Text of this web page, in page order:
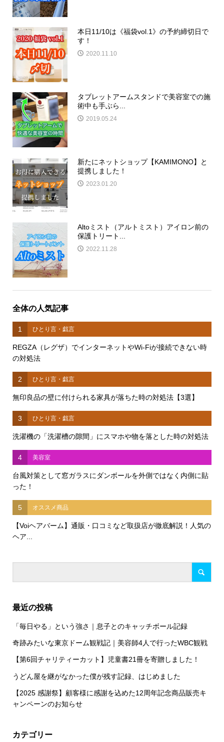
本日11/10は《福袋vol.1》の予約締切日で
す！
2020.11.10
タブレットアームスタンドで美容室での施
術中も手ぶら...
2019.05.24
新たにネットショップ【KAMIMONO】と
提携しました！
2023.01.20
Altoミスト（アルトミスト）アイロン前の
保護トリート...
2022.11.28
全体の人気記事
1 ひとり言・戯言
REGZA（レグザ）でインターネットやWi-Fiが接続できない時
の対処法
2 ひとり言・戯言
無印良品の壁に付けられる家具が落ちた時の対処法【3選】
3 ひとり言・戯言
洗濯機の「洗濯槽の隙間」にスマホや物を落とした時の対処法
4 美容室
台風対策として窓ガラスにダンボールを外側ではなく内側に貼
った！
5 オススメ商品
【Voiヘアバーム】通販・口コミなど取扱店が徹底解説！人気の
ヘア...
最近の投稿
「毎日やる」という強さ｜息子とのキャッチボール記録
奇跡みたいな東京ドーム観戦記｜美容師4人で行ったWBC観戦
【第6回チャリティーカット】児童書21冊を寄贈しました！
うどん屋を継がなかった僕が残す記録、はじめました
【2025 感謝祭】顧客様に感謝を込めた12周年記念商品販売キ
ャンペーンのお知らせ
カテゴリー